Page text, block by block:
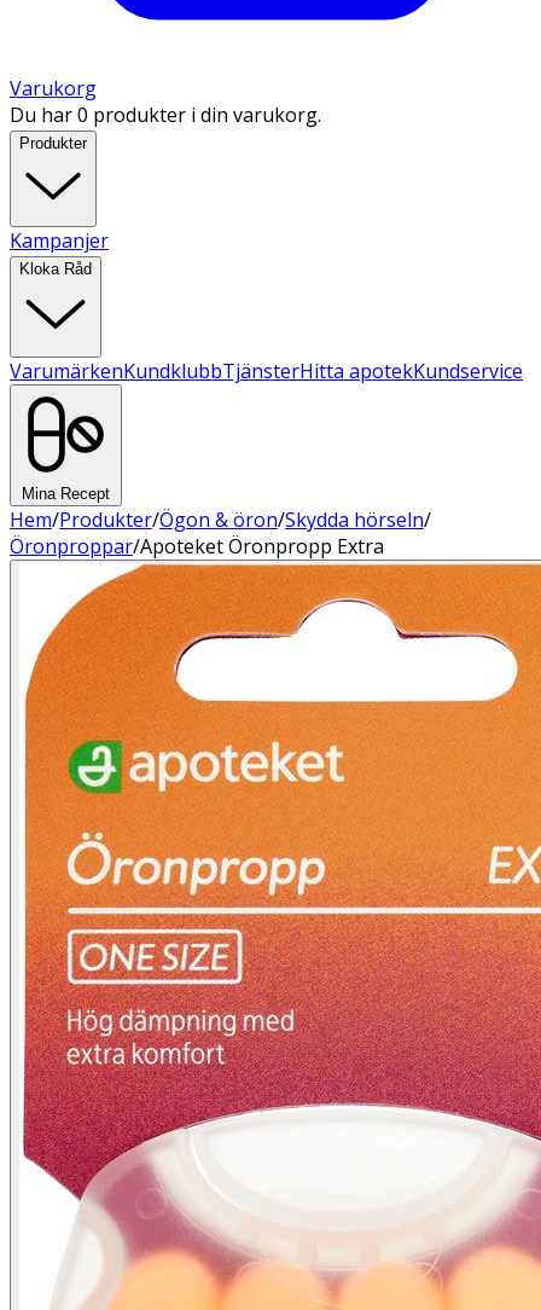
Varukorg
Du har 0 produkter i din varukorg.
Produkter
Kampanjer
Kloka Råd
VarumärkenKundklubbTjänsterHitta apotekKundservice
Mina Recept
Hem/Produkter/Ögon & öron/Skydda hörseln/
Öronproppar/Apoteket Öronpropp Extra